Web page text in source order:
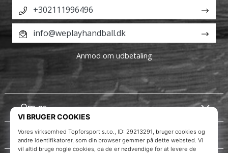
Om os
Kundeservice
+302111996496
info@weplayhandball.dk
Anmod om udbetaling